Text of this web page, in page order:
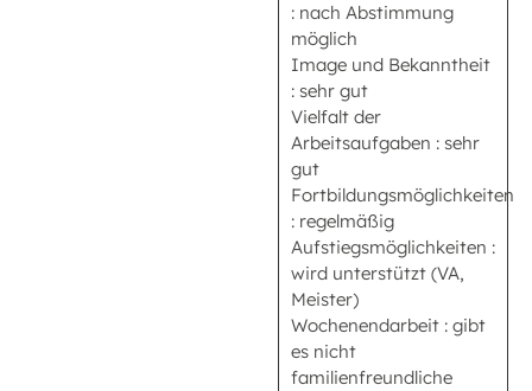
: nach Abstimmung
möglich
Image und Bekanntheit
: sehr gut
Vielfalt der
Arbeitsaufgaben : sehr
gut
Fortbildungsmöglichkeiten
: regelmäßig
Aufstiegsmöglichkeiten :
wird unterstützt (VA,
Meister)
Wochenendarbeit : gibt
es nicht
familienfreundliche